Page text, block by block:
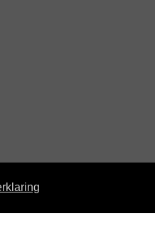
© KloegCom 2008 - 2026 -